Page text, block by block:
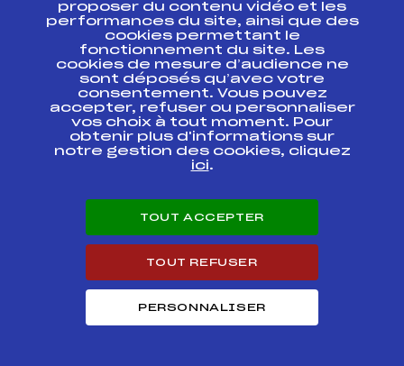
FNAM0073.FFS
SUBARU NORDIC
CHALLENGE FFS
SPRINT
QUALIFICATION
FFS
FDAM0035.FFS
CHALLENGE JOEL
MOUTON
FFS
INDIVIDUEL SKATE
MOUTHE
KO QUALIF MOUTHE
SUBARU NORDIC
CHALLENGE FFS
Résultats Nordique 2010
proposer du contenu vidéo et les
performances du site, ainsi que des
cookies permettant le
fonctionnement du site. Les
cookies de mesure d’audience ne
sont déposés qu’avec votre
consentement. Vous pouvez
accepter, refuser ou personnaliser
vos choix à tout moment. Pour
obtenir plus d'informations sur
notre gestion des cookies, cliquez
ici.
TOUT ACCEPTER
TOUT REFUSER
PERSONNALISER